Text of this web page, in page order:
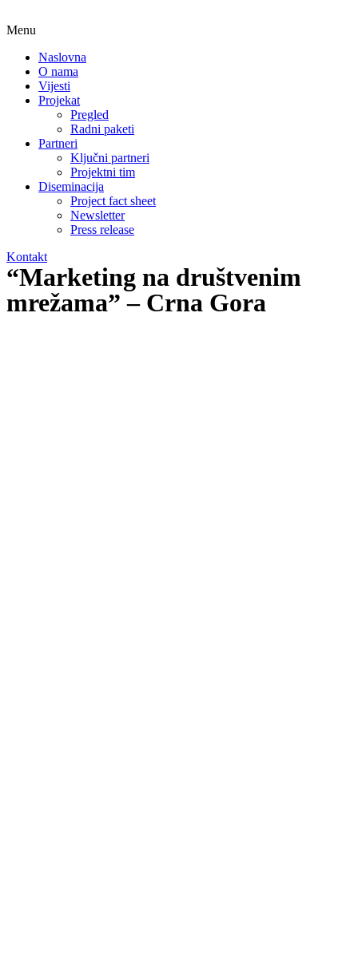
Menu
Naslovna
O nama
Vijesti
Projekat
Pregled
Radni paketi
Partneri
Ključni partneri
Projektni tim
Diseminacija
Project fact sheet
Newsletter
Press release
Kontakt
“Marketing na društvenim
mrežama” – Crna Gora